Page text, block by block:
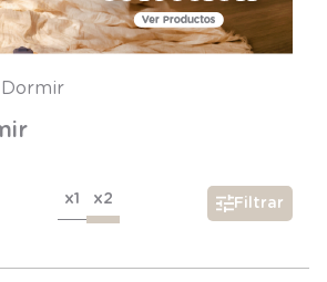
Dormir
x1 x2 Filtrar